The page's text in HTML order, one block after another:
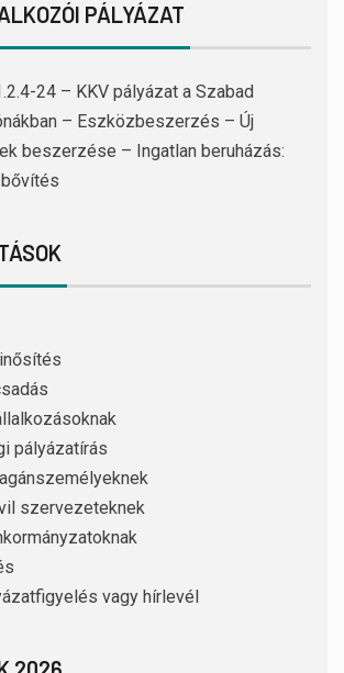
PÁLYÁZAT
24 – KKV pályázat a Szabad
– Eszközbeszerzés – Új
beszerzése – Ingatlan beruházás:
pályázatírás
szervezeteknek
vagy hírlevél